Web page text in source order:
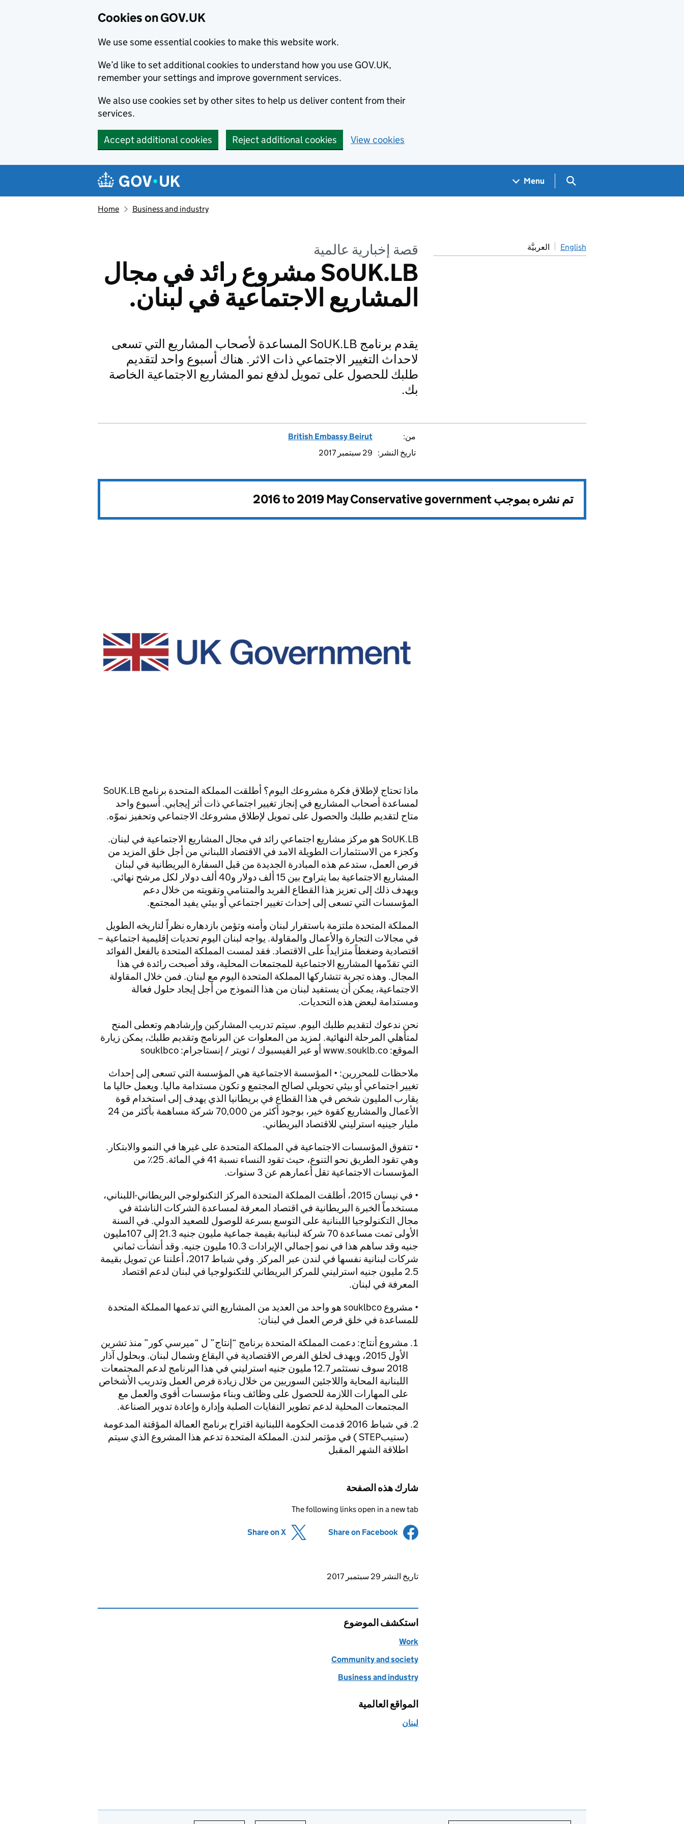
Cookies on GOV.UK
We use some essential cookies to make this website work.
We’d like to set additional cookies to understand how you use GOV.UK,
remember your settings and improve government services.
We also use cookies set by other sites to help us deliver content from their
services.
Accept additional cookies Reject additional cookies View cookies
Navigation menu
Menu Search GOV.UK
Home Business and industry
قصة إخبارية عالمية
SoUK.LB مشروع رائد في مجال
المشاريع الاجتماعية في لبنان.
English العربيَّة
يقدم برنامج SoUK.LB المساعدة لأصحاب المشاريع التي تسعى
لاحداث التغيير الاجتماعي ذات الاثر. هناك أسبوع واحد لتقديم
طلبك للحصول على تمويل لدفع نمو المشاريع الاجتماعية الخاصة
بك.
من:
British Embassy Beirut
تاريخ النشر:
29 سبتمبر 2017
تم نشره بموجب2016 to 2019 May Conservative government
ماذا تحتاج لإطلاق فكرة مشروعك اليوم؟ أطلقت المملكة المتحدة برنامج SoUK.LB
لمساعدة أصحاب المشاريع في إنجاز تغيير اجتماعي ذات أثر إيجابي. أسبوع واحد
متاح لتقديم طلبك والحصول على تمويل لإطلاق مشروعك الاجتماعي وتحفيز نموّه.
SoUK.LB هو مركز مشاريع اجتماعي رائد في مجال المشاريع الاجتماعية في لبنان.
وكجزء من الاستثمارات الطويلة الامد في الاقتصاد اللبناني من أجل خلق المزيد من
فرص العمل، ستدعم هذه المبادرة الجديدة من قبل السفارة البريطانية في لبنان
المشاريع الاجتماعية بما يتراوح بين 15 ألف دولار و40 ألف دولار لكل مرشح نهائي.
ويهدف ذلك إلى تعزيز هذا القطاع الفريد والمتنامي وتقويته من خلال دعم
المؤسسات التي تسعى إلى إحداث تغيير اجتماعي أو بيئي يفيد المجتمع.
المملكة المتحدة ملتزمة باستقرار لبنان وأمنه وتؤمن بازدهاره نظراً لتاريخه الطويل
في مجالات التجارة والأعمال والمقاولة. يواجه لبنان اليوم تحديات إقليمية اجتماعية –
اقتصادية وضغطاً متزايداً على الاقتصاد. فقد لمست المملكة المتحدة بالفعل الفوائد
التي تقدّمها المشاريع الاجتماعية للمجتمعات المحلية، وقد أصبحت رائدة في هذا
المجال. وهذه تجربة تتشاركها المملكة المتحدة اليوم مع لبنان. فمن خلال المقاولة
الاجتماعية، يمكن أن يستفيد لبنان من هذا النموذج من أجل إيجاد حلول فعالة
ومستدامة لبعض هذه التحديات.
نحن ندعوك لتقديم طلبك اليوم. سيتم تدريب المشاركين وإرشادهم وتعطى المنح
لمتأهلي المرحلة النهائية. لمزيد من المعلوات عن البرنامج وتقديم طلبك، يمكن زيارة
الموقع: www.souklb.co أو عبر الفيسبوك / تويتر / إنستاجرام: souklbco
ملاحظات للمحررين: • المؤسسة الاجتماعية هي المؤسسة التي تسعى إلى إحداث
تغيير اجتماعي أو بيئي تحويلي لصالح المجتمع و تكون مستدامة ماليا. ويعمل حاليا ما
يقارب المليون شخص في هذا القطاع في بريطانيا الذي يهدف إلى استخدام قوة
الأعمال والمشاريع كقوة خير، بوجود أكثر من 70,000 شركة مساهمة بأكثر من 24
مليار جينيه استرليني للاقتصاد البريطاني.
• تتفوق المؤسسات الاجتماعية في المملكة المتحدة على غيرها في النمو والابتكار.
وهي تقود الطريق نحو التنوع، حيث تقود النساء نسبة 41 في المائة. 25٪ من
المؤسسات الاجتماعية تقل أعمارهم عن 3 سنوات.
• في نيسان 2015، أطلقت المملكة المتحدة المركز التكنولوجي البريطاني-اللبناني،
مستخدماً الخبرة البريطانية في اقتصاد المعرفة لمساعدة الشركات الناشئة في
مجال التكنولوجيا اللبنانية على التوسع بسرعة للوصول للصعيد الدولي. في السنة
الأولى تمت مساعدة 70 شركة لبنانية بقيمة جماعية مليون جنيه 21.3 إلى 107مليون
جنيه وقد ساهم هذا في نمو إجمالي الإيرادات 10.3 مليون جنيه. وقد أنشأت ثماني
شركات لبنانية نفسها في لندن عبر المركز. وفي شباط 2017، أعلننا عن تمويل بقيمة
2.5 مليون جنيه استرليني للمركز البريطاني للتكنولوجيا في لبنان لدعم اقتصاد
المعرفة في لبنان.
• مشروع souklbco هو واحد من العديد من المشاريع التي تدعمها المملكة المتحدة
للمساعدة في خلق فرص العمل في لبنان:
مشروع أنتاج: دعمت المملكة المتحدة برنامج “إنتاج” ل “ميرسي كور” منذ تشرين
الأول 2015، ويهدف لخلق الفرص الاقتصادية في البقاع وشمال لبنان. وبحلول آذار
2018 سوف نستثمر 12.7 مليون جنيه استرليني في هذا البرنامج لدعم المجتمعات
اللبنانية المحاية واللاجئين السوريين من خلال زيادة فرص العمل وتدريب الأشخاص
على المهارات اللازمة للحصول على وظائف وبناء مؤسسات أقوى والعمل مع
المجتمعات المحلية لدعم تطوير النفايات الصلبة وإدارة وإعادة تدوير الصناعة.
في شباط 2016 قدمت الحكومة اللبنانية اقتراح برنامج العمالة المؤقتة المدعومة
(ستيبSTEP ) في مؤتمر لندن. المملكة المتحدة تدعم هذا المشروع الذي سيتم
اطلاقة الشهر المقبل
شارك هذه الصفحة
The following links open in a new tab
Share on Facebook
Share on X
Updates to this page
تاريخ النشر 29 سبتمبر 2017
استكشف الموضوع
Work
Community and society
Business and industry
المواقع العالمية
لبنان